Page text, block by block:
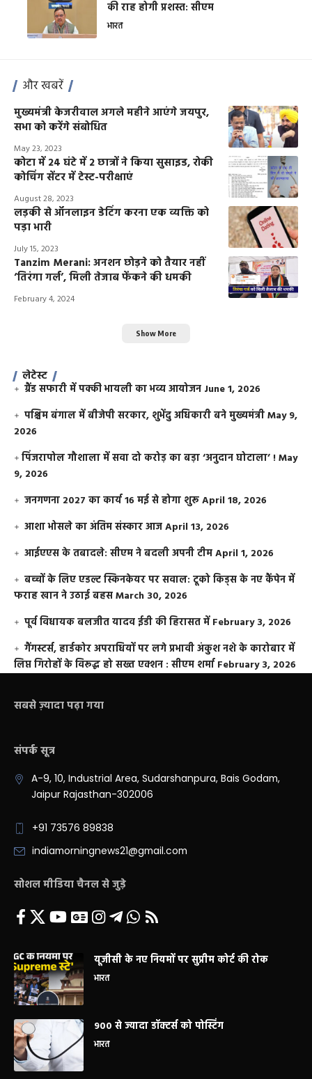
की राह होगी प्रशस्त: सीएम
भारत
और खबरें
मुख्यमंत्री केजरीवाल अगले महीने आएंगे जयपुर,
सभा को करेंगे संबोधित
May 23, 2023
कोटा में 24 घंटे में 2 छात्रों ने किया सुसाइड, रोकी
कोचिंग सेंटर में टेस्ट-परीक्षाएं
August 28, 2023
लड़की से ऑनलाइन डेटिंग करना एक व्यक्ति को
पड़ा भारी
July 15, 2023
Tanzim Merani: अनशन छोड़ने को तैयार नहीं
‘तिरंगा गर्ल’, मिली तेजाब फेंकने की धमकी
February 4, 2024
Show More
लेटेस्ट
ग्रैंड सफारी में पक्की भायली का भव्य आयोजन June 1, 2026
पश्चिम बंगाल में बीजेपी सरकार, शुभेंदु अधिकारी बने मुख्यमंत्रीMay 9,
2026
​पिंजरापोल गौशाला में सवा दो करोड़ का बड़ा ‘अनुदान घोटाला’ !May
9, 2026
जनगणना 2027 का कार्य 16 मई से होगा शुरूApril 18, 2026
आशा भोसले का अंतिम संस्कार आजApril 13, 2026
आईएएस के तबादले: सीएम ने बदली अपनी टीमApril 1, 2026
बच्चों के लिए एडल्ट स्किनकेयर पर सवाल: टूको किड्स के नए कैंपेन में
फराह खान ने उठाई बहसMarch 30, 2026
पूर्व विधायक बलजीत यादव ईडी की हिरासत में February 3, 2026
गैंगस्टर्स, हार्डकोर अपराधियों पर लगे प्रभावी अंकुश नशे के कारोबार में
लिप्त गिरोहों के विरूद्ध हो सख्त एक्शन : सीएम शर्मा February 3, 2026
सबसे ज़्यादा पढ़ा गया
संपर्क सूत्र
A-9, 10, Industrial Area, Sudarshanpura, Bais Godam,
Jaipur Rajasthan-302006
+91 73576 89838
indiamorningnews21@gmail.com
सोशल मीडिया चैनल से जुड़े
यूजीसी के नए नियमों पर सुप्रीम कोर्ट की रोक
भारत
900 से ज्यादा डॉक्टर्स को पोस्टिंग
भारत